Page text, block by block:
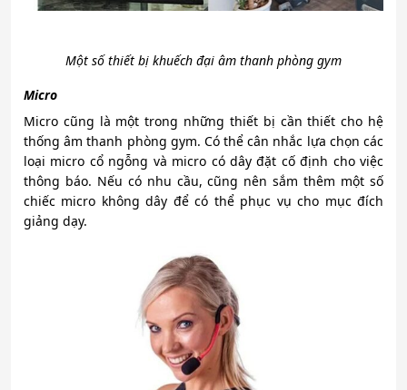
Một số thiết bị khuếch đại âm thanh phòng gym
Micro
Micro cũng là một trong những thiết bị cần thiết cho hệ
thống âm thanh phòng gym. Có thể cân nhắc lựa chọn các
loại micro cổ ngỗng và micro có dây đặt cố định cho việc
thông báo. Nếu có nhu cầu, cũng nên sắm thêm một số
chiếc micro không dây để có thể phục vụ cho mục đích
giảng dạy.